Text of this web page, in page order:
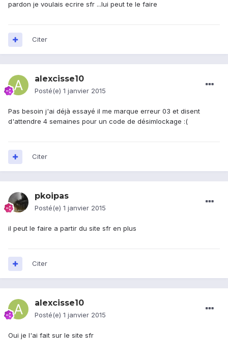
pardon je voulais ecrire sfr ...lui peut te le faire
Citer
alexcisse10
Posté(e) 1 janvier 2015
Pas besoin j'ai déjà essayé il me marque erreur 03 et disent
d'attendre 4 semaines pour un code de désimlockage :(
Citer
pkoipas
Posté(e) 1 janvier 2015
il peut le faire a partir du site sfr en plus
Citer
alexcisse10
Posté(e) 1 janvier 2015
Oui je l'ai fait sur le site sfr